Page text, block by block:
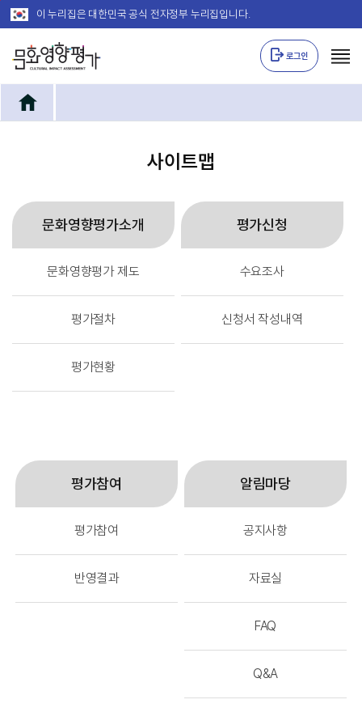
주메뉴 바로가기
본문 바로가기
이 누리집은 대한민국 공식 전자정부 누리집입니다.
로그인
사이트맵
문화영향평가소개
문화영향평가 제도
평가절차
평가현황
평가신청
수요조사
신청서 작성내역
평가참여
평가참여
반영결과
알림마당
공지사항
자료실
FAQ
Q&A